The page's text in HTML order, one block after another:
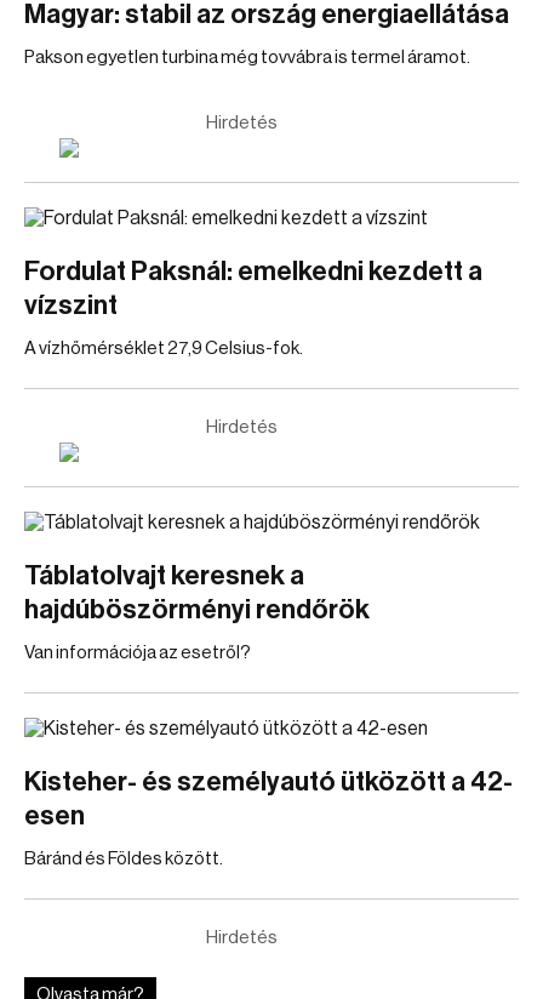
Magyar: stabil az ország energiaellátása
Pakson egyetlen turbina még tovvábra is termel áramot.
Hirdetés
Fordulat Paksnál: emelkedni kezdett a
vízszint
A vízhőmérséklet 27,9 Celsius-fok.
Hirdetés
Táblatolvajt keresnek a
hajdúböszörményi rendőrök
Van információja az esetről?
Kisteher- és személyautó ütközött a 42-
esen
Báránd és Földes között.
Hirdetés
Olvasta már?